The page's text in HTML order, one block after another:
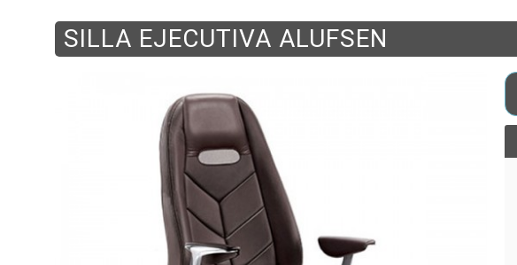
SILLA EJECUTIVA ALUFSEN